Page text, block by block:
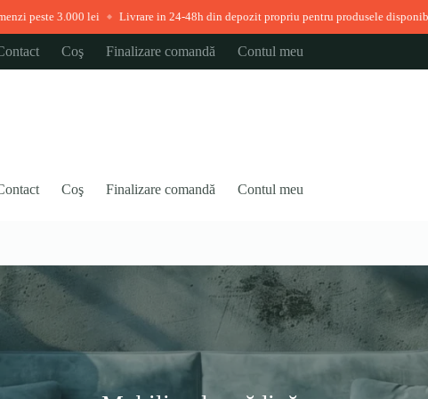
3.000 lei ◆ Livrare in 24-48h din depozit propriu pentru produsele disponibile imediat
Coş Finalizare comandă Contul meu
Coş Finalizare comandă Contul meu